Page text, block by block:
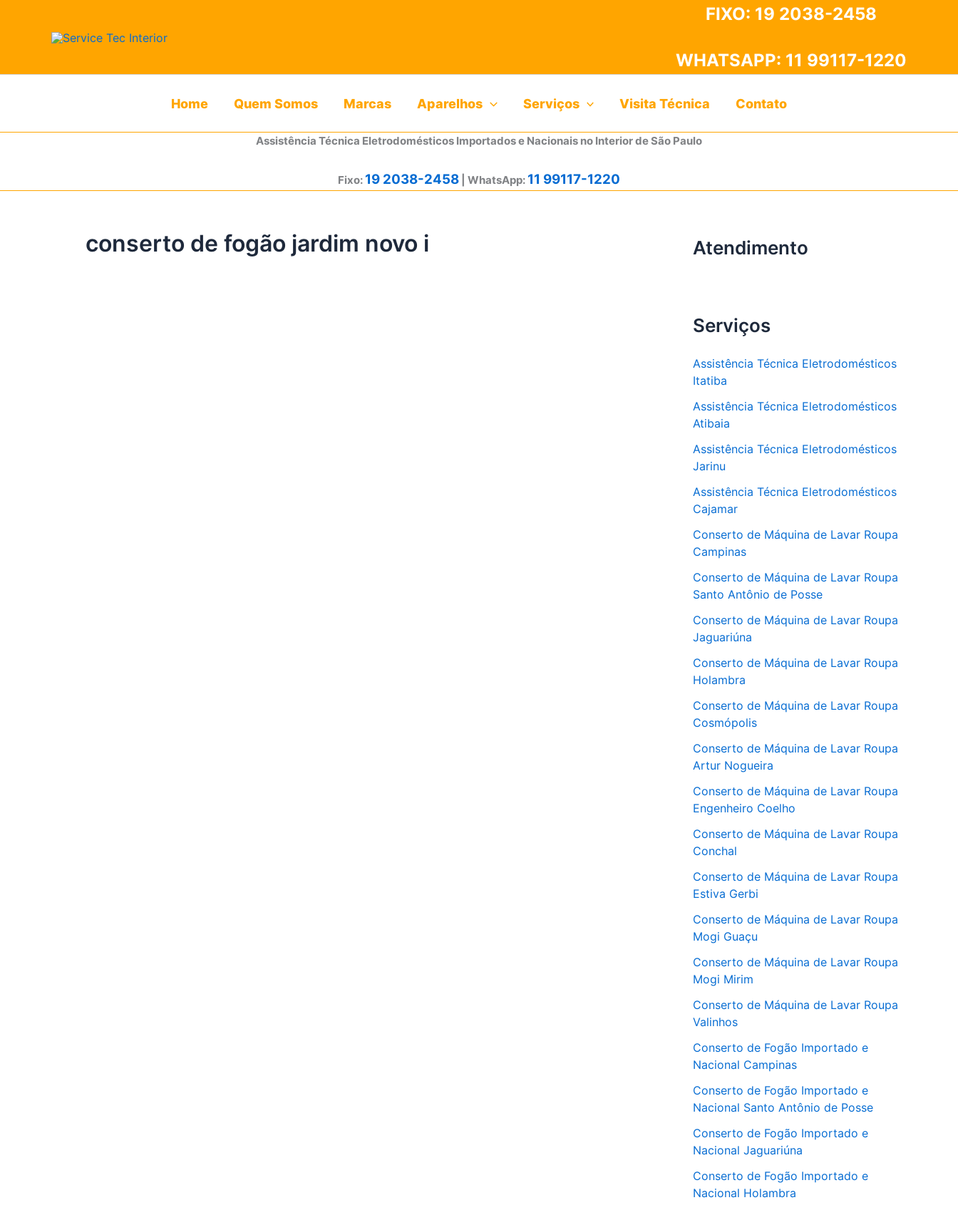
FIXO: 19 2038-2458
WHATSAPP: 11 99117-1220
Home Quem Somos Marcas Aparelhos Serviços Visita Técnica Contato
Assistência Técnica Eletrodomésticos Importados e Nacionais no Interior de São Paulo
Fixo: 19 2038-2458 | WhatsApp: 11 99117-1220
conserto de fogão jardim novo i Atendimento
Serviços
Assistência Técnica Eletrodomésticos
Itatiba
Assistência Técnica Eletrodomésticos
Atibaia
Assistência Técnica Eletrodomésticos
Jarinu
Assistência Técnica Eletrodomésticos
Cajamar
Conserto de Máquina de Lavar Roupa
Campinas
Conserto de Máquina de Lavar Roupa
Santo Antônio de Posse
Conserto de Máquina de Lavar Roupa
Jaguariúna
Conserto de Máquina de Lavar Roupa
Holambra
Conserto de Máquina de Lavar Roupa
Cosmópolis
Conserto de Máquina de Lavar Roupa
Artur Nogueira
Conserto de Máquina de Lavar Roupa
Engenheiro Coelho
Conserto de Máquina de Lavar Roupa
Conchal
Conserto de Máquina de Lavar Roupa
Estiva Gerbi
Conserto de Máquina de Lavar Roupa
Mogi Guaçu
Conserto de Máquina de Lavar Roupa
Mogi Mirim
Conserto de Máquina de Lavar Roupa
Valinhos
Conserto de Fogão Importado e
Nacional Campinas
Conserto de Fogão Importado e
Nacional Santo Antônio de Posse
Conserto de Fogão Importado e
Nacional Jaguariúna
Conserto de Fogão Importado e
Nacional Holambra